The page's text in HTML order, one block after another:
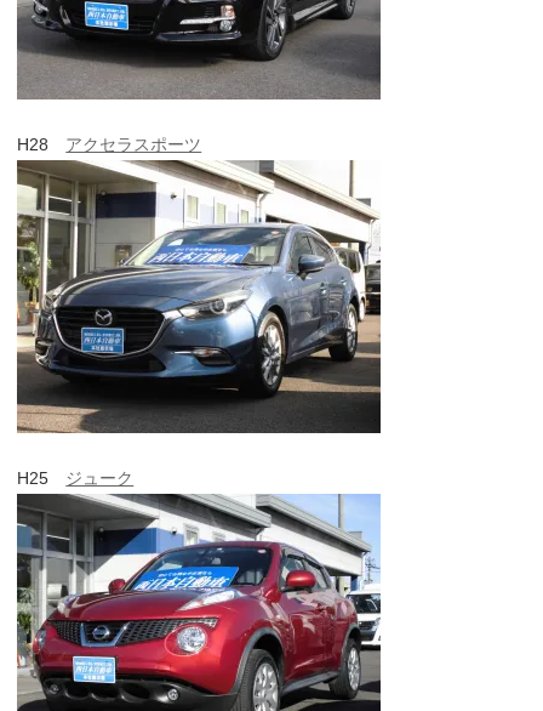
H28 アクセラスポーツ
H25 ジューク